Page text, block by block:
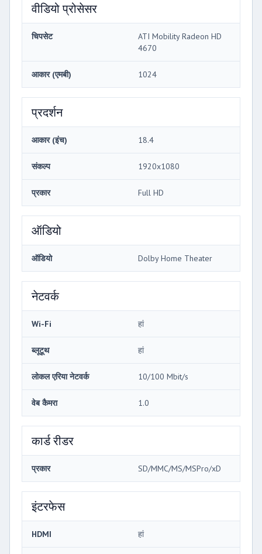
वीडियो प्रोसेसर
चिपसेट
ATI Mobility Radeon HD
4670
आकार (एमबी) 1024
प्रदर्शन
आकार (इंच) 18.4
संकल्प 1920x1080
प्रकार Full HD
ऑडियो
ऑडियो Dolby Home Theater
नेटवर्क
Wi-Fi हां
ब्लूटूथ हां
लोकल एरिया नेटवर्क 10/100 Mbit/s
वेब कैमरा 1.0
कार्ड रीडर
प्रकार SD/MMC/MS/MSPro/xD
इंटरफेस
HDMI हां